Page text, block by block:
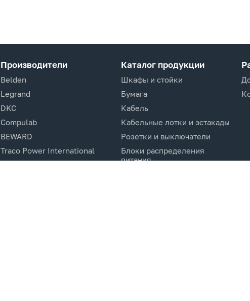
Производители
Belden
Legrand
DKC
Compulab
BEWARD
Traco Power International
Каталог продукции
Шкафы и стойки
Бумага
Кабель
Кабельные лотки и эстакады
Розетки и выключатели
Блоки распределения
питания